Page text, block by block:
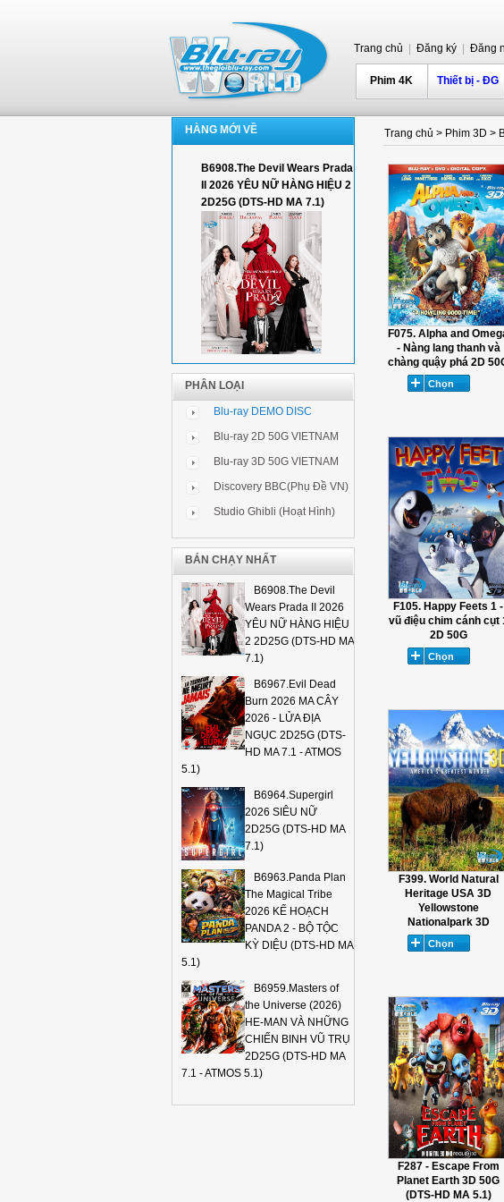
Trang chủ Đăng ký Đăng
Phim 4K Thiết bị - ĐG
HÀNG MỚI VỀ
B6908.The Devil Wears Prada
II 2026 YÊU NỮ HÀNG HIỆU 2
2D25G (DTS-HD MA 7.1)
PHÂN LOẠI
Blu-ray DEMO DISC
Blu-ray 2D 50G VIETNAM
Blu-ray 3D 50G VIETNAM
Discovery BBC(Phụ Đề VN)
Studio Ghibli (Hoạt Hình)
BÁN CHẠY NHẤT
B6908.The Devil
Wears Prada II 2026
YÊU NỮ HÀNG HIỆU
2 2D25G (DTS-HD MA
7.1)
B6967.Evil Dead
Burn 2026 MA CÂY
2026 - LỬA ĐỊA
NGỤC 2D25G (DTS-
HD MA 7.1 - ATMOS
5.1)
B6964.Supergirl
2026 SIÊU NỮ
2D25G (DTS-HD MA
7.1)
B6963.Panda Plan
The Magical Tribe
2026 KẾ HOẠCH
PANDA 2 - BỘ TỘC
KỲ DIỆU (DTS-HD MA
5.1)
B6959.Masters of
the Universe (2026)
HE-MAN VÀ NHỮNG
CHIẾN BINH VŨ TRỤ
2D25G (DTS-HD MA
7.1 - ATMOS 5.1)
Trang chủ > Phim 3D >
F075. Alpha and
- Nàng lang thanh và
chàng quậy phá 2D
F105. Happy Feets 1 -
vũ điệu chim cánh cụt
2D 50G
F399. World Natural
Heritage USA 3D
Yellowstone
Nationalpark 3D
F287 - Escape From
Planet Earth 3D 50G
(DTS-HD MA 5.1)